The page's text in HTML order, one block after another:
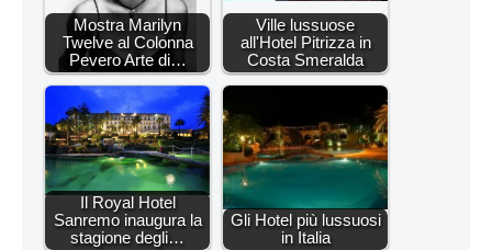
Mostra Marilyn
Twelve al Colonna
Pevero Arte di…
Ville lussuose
all'Hotel Pitrizza in
Costa Smeralda
Il Royal Hotel
Sanremo inaugura la
stagione degli…
Gli Hotel più lussuosi
in Italia